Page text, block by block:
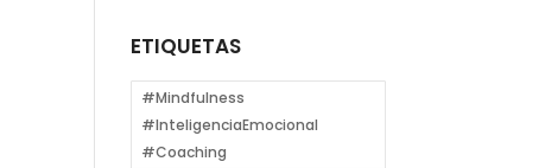
ETIQUETAS
#Mindfulness
#InteligenciaEmocional
#Coaching